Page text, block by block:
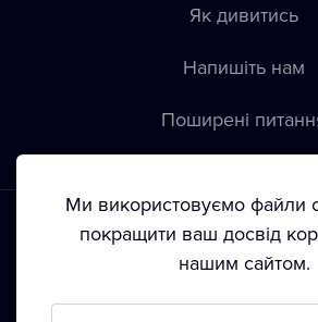
Як дивитись
Напишіть нам
Пoширені
Положення й умови • Конфіденційність
Ми використовуємо файли
покращити ваш досвід
нашим сайтом.